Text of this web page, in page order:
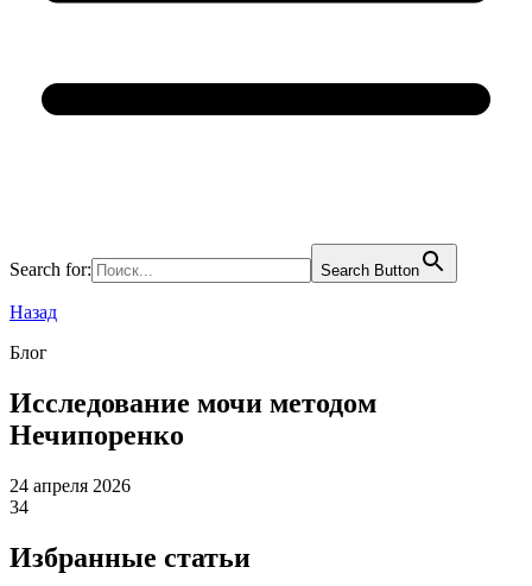
Search for: Search Button
Назад
Блог
Исследование мочи методом
Нечипоренко
24 апреля 2026
34
Избранные статьи